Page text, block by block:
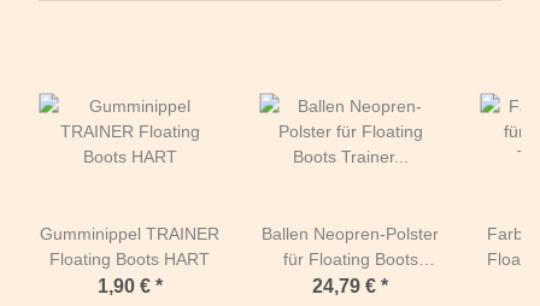
Gumminippel TRAINER
Floating Boots HART
1,90 € *
Ballen Neopren-Polster
für Floating Boots
Trainer PAAR M
24,79 € *